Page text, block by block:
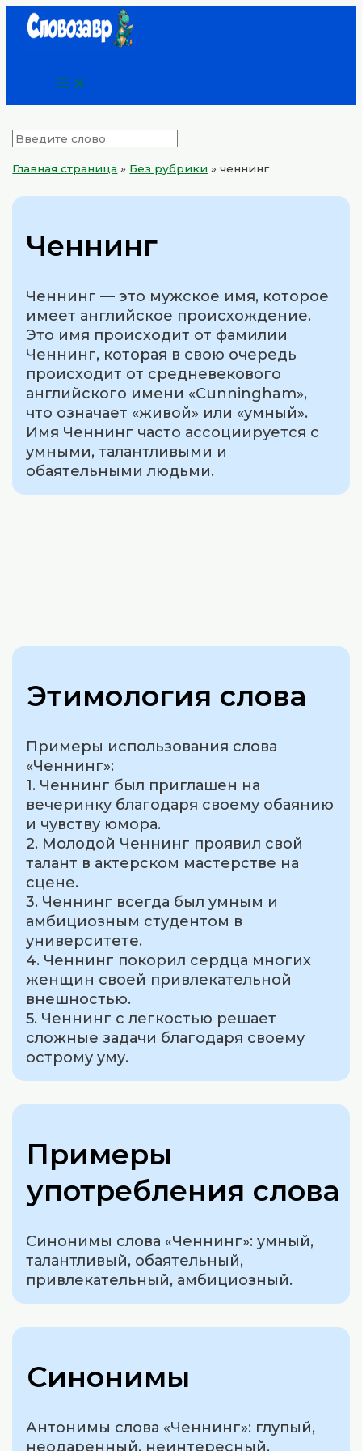
ПерейтиMain
Главная страница » Без рубрики »ченнинг
Ченнинг
Ченнинг — это мужское имя, которое
имеет английское происхождение.
Это имя происходит от фамилии
Ченнинг, которая в свою очередь
происходит от средневекового
английского имени «Cunningham»,
что означает «живой» или «умный».
Имя Ченнинг часто ассоциируется с
умными, талантливыми и
обаятельными людьми.
Этимология слова
Примеры использования слова
«Ченнинг»:
1. Ченнинг был приглашен на
вечеринку благодаря своему обаянию
и чувству юмора.
2. Молодой Ченнинг проявил свой
талант в актерском мастерстве на
сцене.
3. Ченнинг всегда был умным и
амбициозным студентом в
университете.
4. Ченнинг покорил сердца многих
женщин своей привлекательной
внешностью.
5. Ченнинг с легкостью решает
сложные задачи благодаря своему
острому уму.
Примеры
употребления слова
Синонимы слова «Ченнинг»: умный,
талантливый, обаятельный,
привлекательный, амбициозный.
Синонимы
Антонимы слова «Ченнинг»: глупый,
неодаренный, неинтересный,